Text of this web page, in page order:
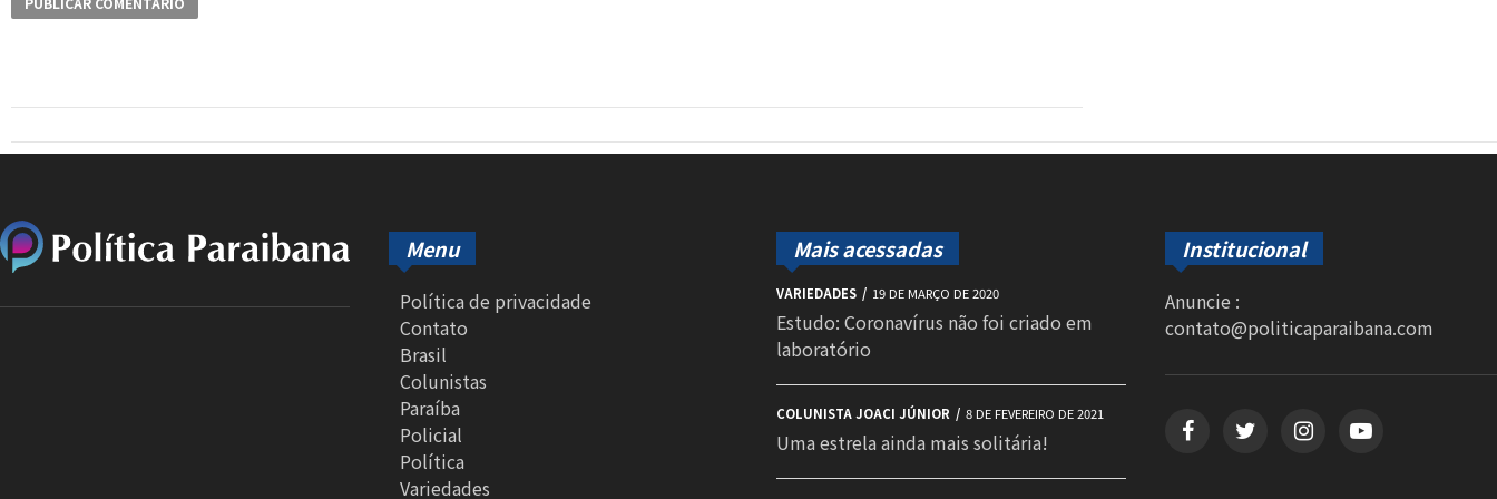
Menu
Política de privacidade
Contato
Brasil
Colunistas
Paraíba
Policial
Política
Variedades
Mais acessadas
VARIEDADES 19 DE MARÇO DE 2020
Estudo: Coronavírus não foi criado em
laboratório
COLUNISTA JOACI JÚNIOR 8 DE FEVEREIRO DE 2021
Uma estrela ainda mais solitária!
Institucional
Anuncie :
contato@politicaparaibana.com